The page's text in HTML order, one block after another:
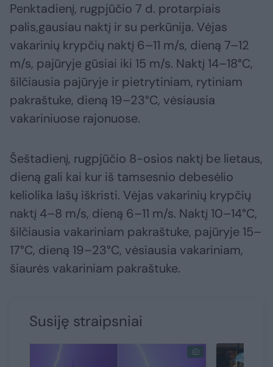
Penktadienį, rugpjūčio 7 d. protarpiais
palis,gausiau naktį ir su perkūnija. Vėjas
vakarinių krypčių naktį 6–11 m/s, dieną 7–12
m/s, pajūryje gūsiai iki 15 m/s. Naktį 14–18°C,
šilčiausia pajūryje ir pietrytiniam, rytiniam
pakraštuke, dieną 19–23°C, vėsiausia
vakariniuose rajonuose.
Šeštadienį, rugpjūčio 8-osios naktį be lietaus,
dieną gali kai kur iš tamsesnio debesėlio
keliolika lašų iškristi. Vėjas vakarinių krypčių
naktį 4–8 m/s, dieną 6–11 m/s. Naktį 10–14°C,
šilčiausia vakariniam pakraštuke, pajūryje 15–
17°C, dieną 19–23°C, vėsiausia vakariniam,
šiaurės vakariniam pakraštuke.
Susiję straipsniai